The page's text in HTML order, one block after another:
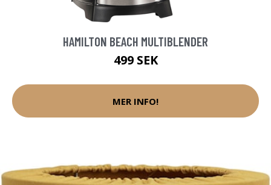
HAMILTON BEACH MULTIBLENDER
499 SEK
MER INFO!